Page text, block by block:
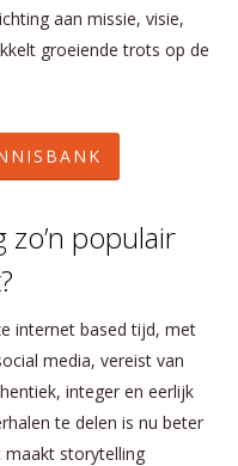
aan missie, visie,
groeiende trots op de
populair
internet based tijd, met
media, vereist van
integer en eerlijk
te delen is nu beter
storytelling